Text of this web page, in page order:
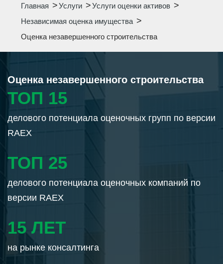
Главная Услуги
Услуги оценки активов
Независимая оценка имущества
Оценка незавершенного строительства
Оценка незавершенного строительства
ТОП 15
делового потенциала оценочных групп по версии
RAEX
ТОП 25
делового потенциала оценочных компаний по
версии RAEX
15 ЛЕТ
на рынке консалтинга